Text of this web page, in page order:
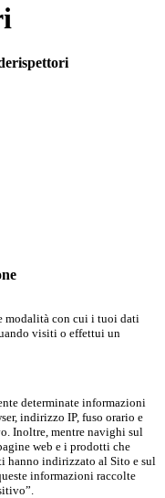
modalità con cui i tuoi dati
visiti o effettui un
determinate informazioni
indirizzo IP, fuso orario e
Inoltre, mentre navighi sul
web e i prodotti che
hanno indirizzato al Sito e sul
informazioni raccolte